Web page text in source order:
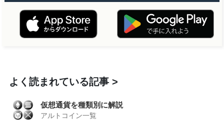
よく読まれている記事
仮想通貨を種類別に解説
アルトコイン一覧